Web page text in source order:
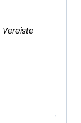
Vereiste